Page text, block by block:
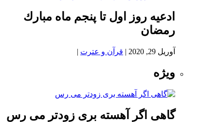
ادعيه روز اول تا پنجم ماه مبارك
رمضان
آوریل 29, 2020 | قرآن و عترت |
ویژه
گاهی اگر آهسته بری زودتر می رس